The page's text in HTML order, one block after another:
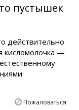
пустышек
действительно
кисломолочка —
Пожаловаться